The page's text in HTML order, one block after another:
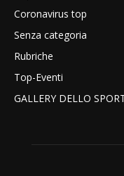
Coronavirus top
Senza categoria
Rubriche
Top-Eventi
GALLERY DELLO